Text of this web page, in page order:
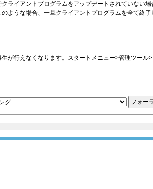
ライアントプログラムをアップデートされていない
ような場合、一旦クライアントプログラムを全て終
が行えなくなります。スタートメニュー>管理ツー